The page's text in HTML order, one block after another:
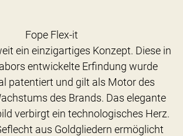
Fope Flex-it
ein einzigartiges Konzept. Diese in
entwickelte Erfindung wurde
patentiert und gilt als Motor des
des Brands. Das elegante
verbirgt ein technologisches Herz.
aus Goldgliedern ermöglicht